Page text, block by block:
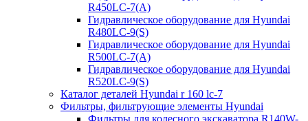
R450LC-7(A)
Гидравлическое оборудование для Hyundai
R480LC-9(S)
Гидравлическое оборудование для Hyundai
R500LC-7(A)
Гидравлическое оборудование для Hyundai
R520LC-9(S)
Каталог деталей Hyundai r 160 lc-7
Фильтры, фильтрующие элементы Hyundai
Фильтры для колесного экскаватора R140W-